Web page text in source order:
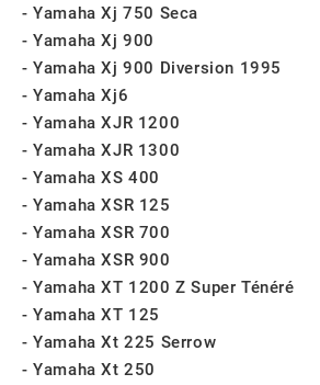
Yamaha Xj 750 Seca
Yamaha Xj 900
Yamaha Xj 900 Diversion 1995
Yamaha Xj6
Yamaha XJR 1200
Yamaha XJR 1300
Yamaha XS 400
Yamaha XSR 125
Yamaha XSR 700
Yamaha XSR 900
Yamaha XT 1200 Z Super Ténéré
Yamaha XT 125
Yamaha Xt 225 Serrow
Yamaha Xt 250